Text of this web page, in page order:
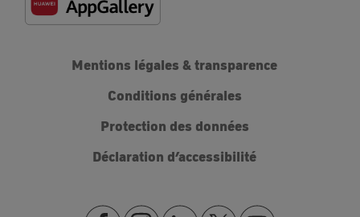
Mentions légales & transparence
Conditions générales
Protection des données
Déclaration d’accessibilité